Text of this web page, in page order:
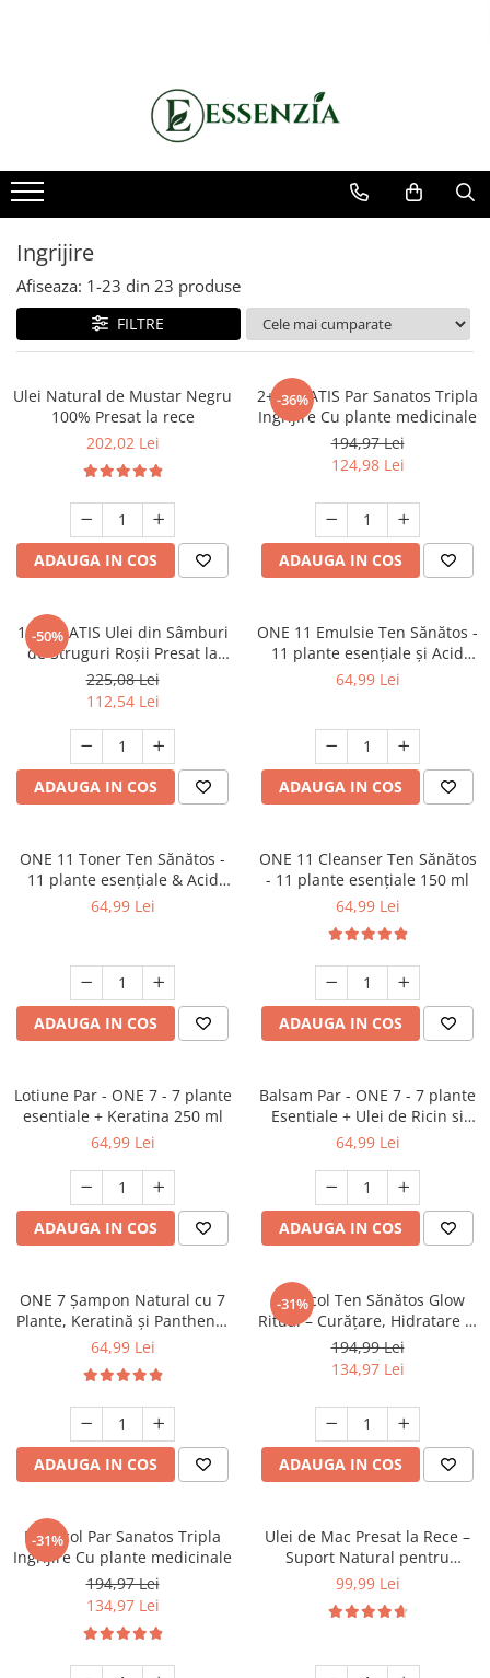
Articulatii
Coloidale Biomed
Deparazitare
Diabet
Ficat & Detox
Imunitate
Inima & Colesterol
Ingrijire
Menopauza&Fertilitate
Pierdere Greutate
Piele
Sistem Respirator
Stress & Somn
Tract Urinar
Tratament Par
Vitamine & Suplimente
Vitamine Coloidale
Ulei Presat la Rece
Energie & Vitalitate
Ingrijire
Afiseaza: 1-23 din 23 produse
FILTRE
Ulei Natural de Mustar Negru
100% Presat la rece
202,02 Lei
ADAUGA IN COS
-36%
2+1 GRATIS Par Sanatos Tripla
Ingrijire Cu plante medicinale
194,97 Lei
124,98 Lei
ADAUGA IN COS
-50%
1+1 GRATIS Ulei din Sâmburi
de Struguri Roșii Presat la
Rece – Suport Natural pentru
Inima si piele 250 ml
225,08 Lei
112,54 Lei
ADAUGA IN COS
ONE 11 Emulsie Ten Sănătos -
11 plante esențiale și Acid
Hialuronic 150 ml
64,99 Lei
ADAUGA IN COS
ONE 11 Toner Ten Sănătos -
11 plante esențiale & Acid
Hialuronic 250 ml
64,99 Lei
ADAUGA IN COS
ONE 11 Cleanser Ten Sănătos
- 11 plante esențiale 150 ml
64,99 Lei
ADAUGA IN COS
Lotiune Par - ONE 7 - 7 plante
esentiale + Keratina 250 ml
64,99 Lei
ADAUGA IN COS
Balsam Par - ONE 7 - 7 plante
Esentiale + Ulei de Ricin si
Colagen 250 ml
64,99 Lei
ADAUGA IN COS
ONE 7 Șampon Natural cu 7
Plante, Keratină și Panthenol
250 ml – Fortifică și
64,99 Lei
ADAUGA IN COS
-31%
Protocol Ten Sănătos Glow
Ritual – Curățare, Hidratare și
Echilibru în 3 Pași
194,99 Lei
134,97 Lei
ADAUGA IN COS
-31%
Protocol Par Sanatos Tripla
Ingrijire Cu plante medicinale
194,97 Lei
134,97 Lei
Ulei de Mac Presat la Rece –
Suport Natural pentru
Energie și Echilibru 250 ml
99,99 Lei